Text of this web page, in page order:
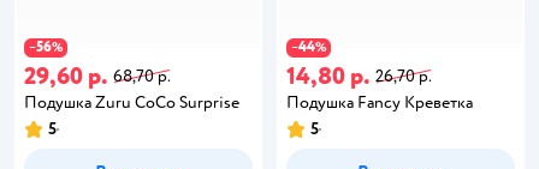
−56%
29,60 р. 68,70 р.
Подушка Zuru CoCo Surprise
5
−44%
14,80 р. 26,70 р.
Подушка Fancy Креветка
5